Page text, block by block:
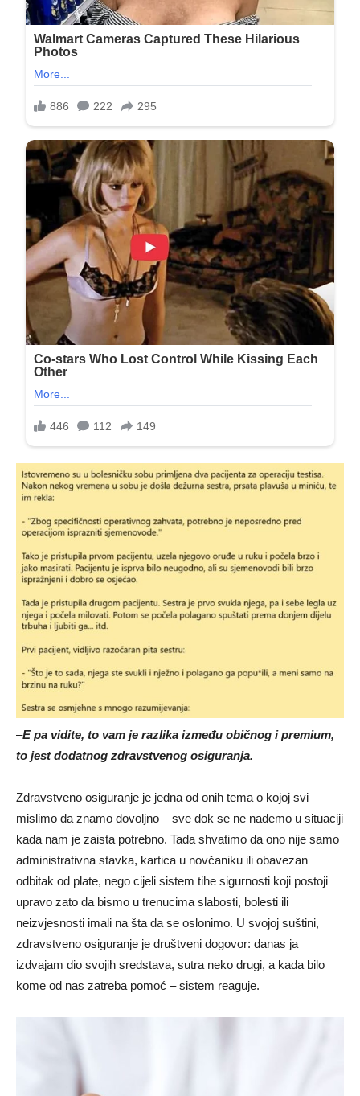
–E pa vidite, to vam je razlika između običnog i premium,
to jest dodatnog zdravstvenog osiguranja.
Zdravstveno osiguranje je jedna od onih tema o kojoj svi
mislimo da znamo dovoljno – sve dok se ne nađemo u situaciji
kada nam je zaista potrebno. Tada shvatimo da ono nije samo
administrativna stavka, kartica u novčaniku ili obavezan
odbitak od plate, nego cijeli sistem tihe sigurnosti koji postoji
upravo zato da bismo u trenucima slabosti, bolesti ili
neizvjesnosti imali na šta da se oslonimo. U svojoj suštini,
zdravstveno osiguranje je društveni dogovor: danas ja
izdvajam dio svojih sredstava, sutra neko drugi, a kada bilo
kome od nas zatreba pomoć – sistem reaguje.